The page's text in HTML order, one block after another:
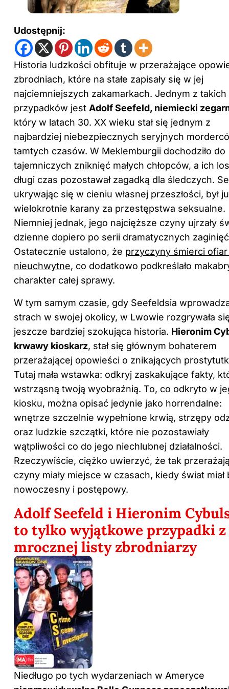
Udostępnij:
Historia ludzkości obfituje w przerażające
zbrodniach, które na stałe zapisały się w jej
najciemniejszych zakamarkach. Jednym z takich
przypadków jest Adolf Seefeld, niemiecki
który w latach 30. XX wieku stał się jednym z
najbardziej niebezpiecznych seryjnych
tamtych czasów. W Meklemburgii dochodziło do
tajemniczych zniknięć małych chłopców, a ich
długi czas pozostawał zagadką dla śledczych.
ukrywając się w cieniu własnej przeszłości, był
wielokrotnie karany za przestępstwa seksualne.
Niemniej jednak, jego najcięższe czyny ujrzały
dzienne dopiero po serii dramatycznych
Ostatecznie ustalono, że przyczyny śmierci ofiar
nieuchwytne, co dodatkowo podkreślało
charakter całej sprawy.
W tym samym czasie, gdy Seefeldsia
strach w swojej okolicy, w Lwowie rozgrywała
jeszcze bardziej szokująca historia. Hieronim
krwawy kioskarz, stał się głównym bohaterem
przerażającej opowieści o znikających
Tutaj mała wstawka: odkryj zaskakujące fakty,
wstrząsną twoją wyobraźnią. To, co odkryto w
kiosku, można opisać jedynie jako horrendalne:
wnętrze szczelnie wypełnione krwią, strzępy
oraz ludzkie szczątki, które nie pozostawiały
wątpliwości co do jego niechlubnej działalności.
Rzeczywiście, ciężko uwierzyć, że tak
czyny miały miejsce w czasach, kiedy świat miał
nowoczesny i postępowy.
Adolf Seefeld i Hieronim
to tylko wyjątkowe przypadki z
mrocznej listy zbrodniarzy
Niedługo po tych wydarzeniach w Ameryce